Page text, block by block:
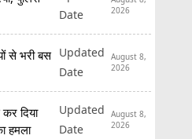
Date
2026
से भरी बस Updated
Date
August 8,
2026
दिया
हमला
Updated
Date
August 8,
2026